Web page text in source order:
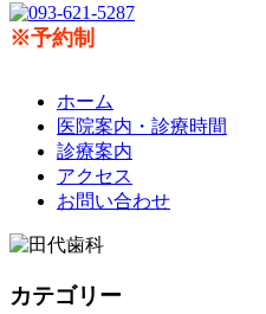
※予約制
ホーム
医院案内・診療時間
診療案内
アクセス
お問い合わせ
カテゴリー